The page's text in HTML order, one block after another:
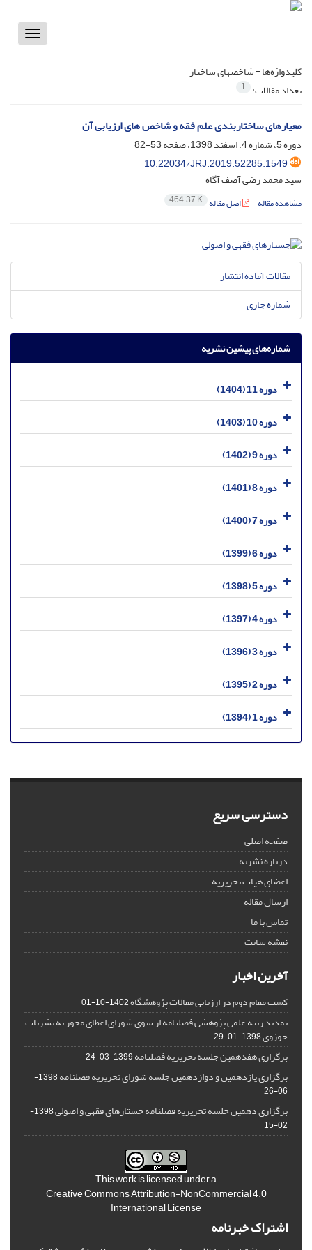
Toggle
کلیدواژه‌ها =شاخص­های ساختار
تعداد مقالات: 1
معیارهای ساختاربندی علم فقه و شاخص های ارزیابی آن
دوره 5، شماره 4، اسفند 1398، صفحه
53-82
10.22034/JRJ.2019.52285.1549
سید محمد رضی آصف آگاه
مشاهده مقاله اصل مقاله 464.37 K
مقالات آماده انتشار
شماره جاری
شماره‌های پیشین نشریه
دوره 11 (1404)
دوره 10 (1403)
دوره 9 (1402)
دوره 8 (1401)
دوره 7 (1400)
دوره 6 (1399)
دوره 5 (1398)
دوره 4 (1397)
دوره 3 (1396)
دوره 2 (1395)
دوره 1 (1394)
دسترسی سریع
صفحه اصلی
درباره نشریه
اعضای هیات تحریریه
ارسال مقاله
تماس با ما
نقشه سایت
آخرین اخبار
کسب مقام دوم در ارزیابی مقالات پژوهشگاه1402-10-01
تمدید رتبه علمی پژوهشی فصلنامه از سوی شورای اعطای مجوز به نشریات
حوزوی1398-01-29
برگزاری هفدهمین جلسه تحریریه فصلنامه1399-03-24
برگزاری یازدهمین و دوازدهمین جلسه شورای تحریریه فصلنامه
1398-
06-26
برگزاری دهمین جلسه تحریریه فصلنامه جستارهای فقهی و اصولی
1398-
02-15
This work is licensed under a
Creative Commons Attribution-NonCommercial 4.0
International License
اشتراک خبرنامه